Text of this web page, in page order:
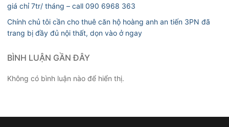
giá chỉ 7tr/ tháng – call 090 6968 363
Chính chủ tôi cần cho thuê căn hộ hoàng anh an tiến 3PN đã
trang bị đầy đủ nội thất, dọn vào ở ngay
BÌNH LUẬN GẦN ĐÂY
Không có bình luận nào để hiển thị.